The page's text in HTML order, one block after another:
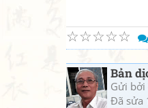
☆
☆
☆
☆
☆
Bản
Gửi bởi
Đã sửa